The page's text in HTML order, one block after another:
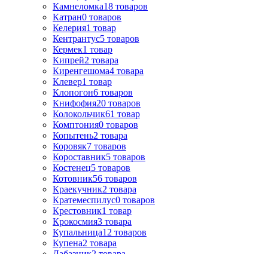
Камнеломка18 товаров
Катран0 товаров
Келерия1 товар
Кентрантус5 товаров
Кермек1 товар
Кипрей2 товара
Киренгешома4 товара
Клевер1 товар
Клопогон6 товаров
Книфофия20 товаров
Колокольчик61 товар
Комптония0 товаров
Копытень2 товара
Коровяк7 товаров
Короставник5 товаров
Костенец5 товаров
Котовник56 товаров
Краекучник2 товара
Кратемеспилус0 товаров
Крестовник1 товар
Крокосмия3 товара
Купальница12 товаров
Купена2 товара